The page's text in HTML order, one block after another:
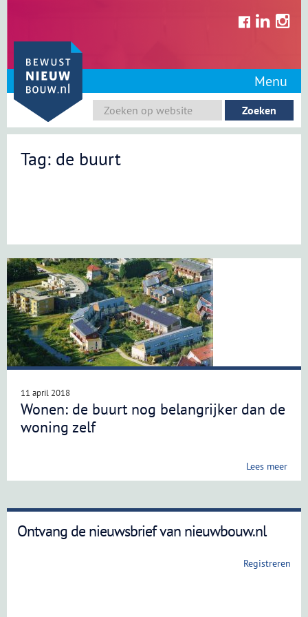
content
Menu
Tag: de buurt
11 april 2018
Wonen: de buurt nog belangrijker dan de
woning zelf
Lees meer
Ontvang de nieuwsbrief van nieuwbouw.nl
Registreren